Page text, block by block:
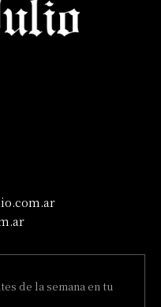
de la semana en tu